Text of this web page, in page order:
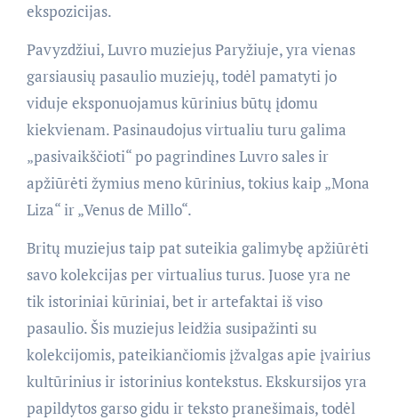
ekspozicijas.
Pavyzdžiui, Luvro muziejus Paryžiuje, yra vienas
garsiausių pasaulio muziejų, todėl pamatyti jo
viduje eksponuojamus kūrinius būtų įdomu
kiekvienam. Pasinaudojus virtualiu turu galima
„pasivaikščioti“ po pagrindines Luvro sales ir
apžiūrėti žymius meno kūrinius, tokius kaip „Mona
Liza“ ir „Venus de Millo“.
Britų muziejus taip pat suteikia galimybę apžiūrėti
savo kolekcijas per virtualius turus. Juose yra ne
tik istoriniai kūriniai, bet ir artefaktai iš viso
pasaulio. Šis muziejus leidžia susipažinti su
kolekcijomis, pateikiančiomis įžvalgas apie įvairius
kultūrinius ir istorinius kontekstus. Ekskursijos yra
papildytos garso gidu ir teksto pranešimais, todėl